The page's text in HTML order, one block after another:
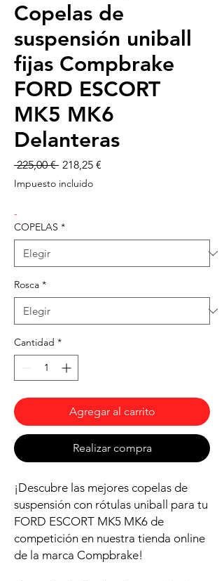
Copelas de
suspensión uniball
fijas Compbrake
FORD ESCORT
MK5 MK6
Delanteras
225,00 € Precio
218,25 €
Impuesto incluido
-
COPELAS *
Rosca *
Cantidad *
Agregar al carrito
Realizar compra
¡Descubre las mejores copelas de
suspensión con rótulas uniball para tu
FORD ESCORT MK5 MK6 de
competición en nuestra tienda online
de la marca Compbrake!